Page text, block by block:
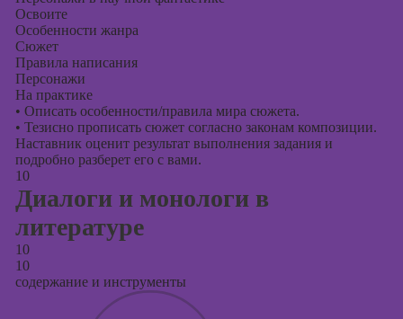
Освоите
Особенности жанра
Сюжет
Правила написания
Персонажи
На практике
• Описать особенности/правила мира сюжета.
• Тезисно прописать сюжет согласно законам композиции.
Наставник оценит результат выполнения задания и
подробно разберет его с вами.
10
Диалоги и монологи в
литературе
10
10
содержание и инструменты